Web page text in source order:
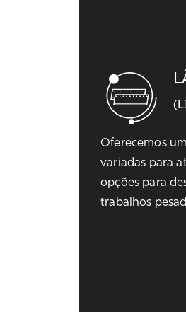
Oferecemos
variadas para
opções para
trabalhos